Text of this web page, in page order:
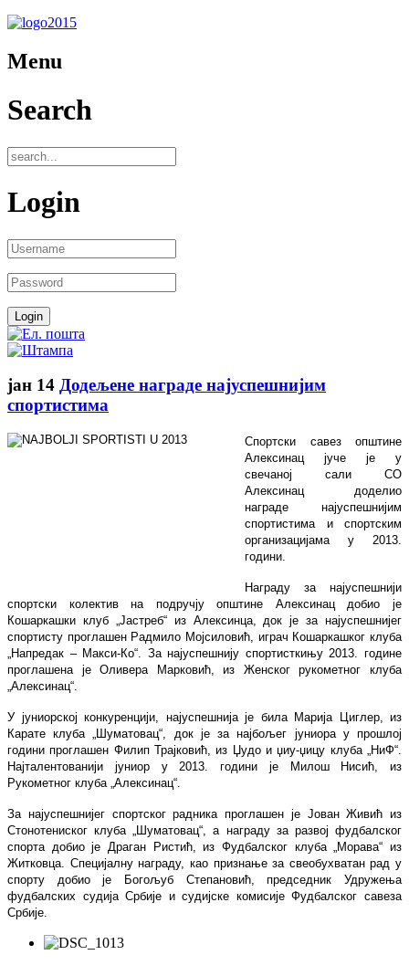
Menu
Search
Login
јан 14 Додељене награде најуспешнијим
спортистима
Спортски савез општине
Алексинац јуче је у
свечаној сали СО
Алексинац доделио
награде најуспешнијим
спортистима и спортским
организацијама у 2013.
години.
Награду за најуспешнији
спортски колектив на подручју општине Алексинац добио је
Кошаркашки клуб „Јастреб“ из Алексинца, док је за најуспешнијег
спортисту проглашен Радмило Мојсиловић, играч Кошаркашког клуба
„Напредак – Макси-Ко“. За најуспешнију спортисткињу 2013. године
проглашена је Оливера Марковић, из Женског рукометног клуба
„Алексинац“.
У јуниорској конкуренцији, најуспешнија је била Марија Циглер, из
Карате клуба „Шуматовац“, док је за најбољег јуниора у прошлој
години проглашен Филип Трајковић, из Џудо и џиу-џицу клуба „НиФ“.
Најталентованији јуниор у 2013. години је Милош Нисић, из
Рукометног клуба „Алексинац“.
За најуспешнијег спортског радника проглашен је Јован Живић из
Стонотениског клуба „Шуматовац“, а награду за развој фудбалског
спорта добио је Драган Ристић, из Фудбалског клуба „Морава“ из
Житковца. Специјалну награду, као признање за свеобухватан рад у
спорту добио је Богољуб Степановић, председник Удружења
фудбалских судија Србије и судијске комисије Фудбалског савеза
Србије.